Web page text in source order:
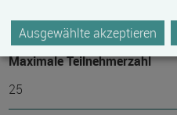
Maximale Teilnehmerzahl
25
Ausgewählte akzeptieren